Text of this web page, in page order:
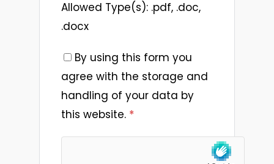
Allowed Type(s): .pdf, .doc,
.docx
By using this form you
agree with the storage and
handling of your data by
this website. *